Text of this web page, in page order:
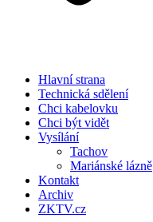
Hlavní strana
Technická sdělení
Chci kabelovku
Chci být vidět
Vysílání
Tachov
Mariánské lázně
Kontakt
Archiv
ZKTV.cz